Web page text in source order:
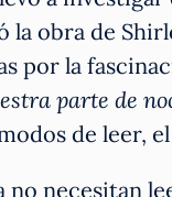
obra de
por la
parte de
de leer,
no necesitan